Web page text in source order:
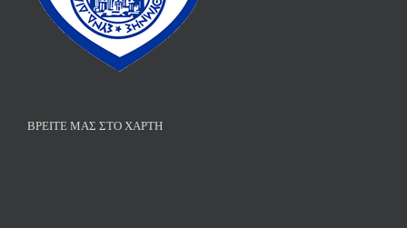
ΒΡΕΊΤΕ ΜΑΣ ΣΤΟ ΧΆΡΤΗ